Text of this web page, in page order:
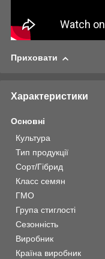
Приховати
Характеристики
Основні
Культура
Тип продукції
Сорт/Гібрид
Класс семян
ГМО
Група стиглості
Сезонність
Виробник
Країна виробник